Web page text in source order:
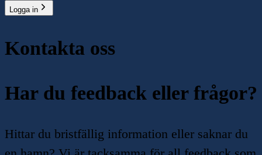
Logga in
Kontakta oss
Har du feedback eller frågor?
Hittar du bristfällig information eller saknar du